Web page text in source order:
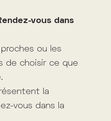
vous dans
ou les
de choisir ce que
la
vous dans la